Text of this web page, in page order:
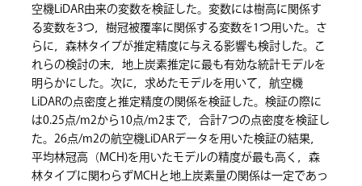
空機LiDAR由来の変数を検証した。変数には樹高に関係す
る変数を3つ，樹冠被覆率に関係する変数を1つ用いた。さ
らに，森林タイプが推定精度に与える影響も検討した。こ
れらの検討の末，地上炭素推定に最も有効な統計モデルを
明らかにした。次に，求めたモデルを用いて，航空機
LiDARの点密度と推定精度の関係を検証した。検証の際に
は0.25点/m2から10点/m2まで，合計7つの点密度を検証し
た。26点/m2の航空機LiDARデータを用いた検証の結果，
平均林冠高（MCH)を用いたモデルの精度が最も高く，森
林タイプに関わらずMCHと地上炭素量の関係は一定であっ